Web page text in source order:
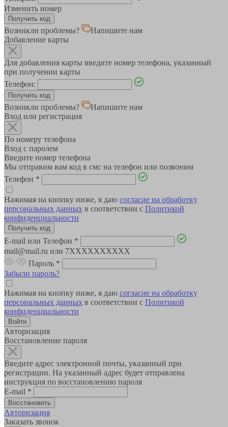
Изменить номер
Возникли проблемы?
Напишите нам
Добавление карты
Для добавления карты введите номер телефона, указанный
при получении карты
Телефон:
Возникли проблемы?
Напишите нам
Вход или регистрация
По номеру телефона
Вход с паролем
Введите номер телефона
Мы отправим вам код в смс на телефон или позвоним
Телефон *
Нажимая на кнопку ниже, я даю согласие на обработку
персональных данных в соответствии с Политикой
конфиденциальности
E-mail или Телефон *
mail@mail.ru или 7XXXXXXXXXX
Пароль *
Забыли пароль?
Нажимая на кнопку ниже, я даю согласие на обработку
персональных данных в соответствии с Политикой
конфиденциальности
Авторизация
Восстановление пароля
Введите адрес электронной почты, указанный при
регистрации. На указанный адрес будет отправлена
инструкция по восстановлению пароля
E-mail *
Авторизация
Заказать звонок